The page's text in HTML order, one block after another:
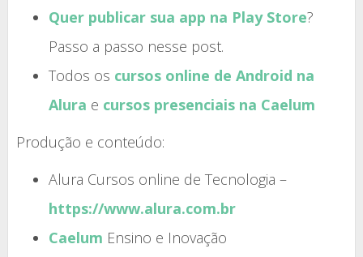
Quer publicar sua app na Play Store?
Passo a passo nesse post.
Todos os cursos online de Android na
Alura e cursos presenciais na Caelum
Produção e conteúdo:
Alura Cursos online de Tecnologia –
https://www.alura.com.br
Caelum Ensino e Inovação